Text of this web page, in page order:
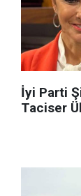
İyi Parti
Taciser